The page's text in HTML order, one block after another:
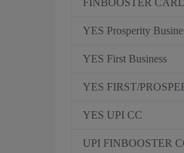
FINBOOSTER
YES Prosperity
YES First Business
YES FIRST/
YES UPI CC
UPI FINBOOSTER